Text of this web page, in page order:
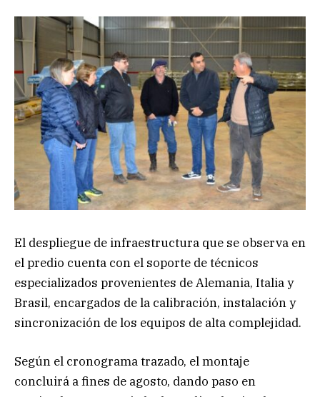
El despliegue de infraestructura que se observa en
el predio cuenta con el soporte de técnicos
especializados provenientes de Alemania, Italia y
Brasil, encargados de la calibración, instalación y
sincronización de los equipos de alta complejidad.
Según el cronograma trazado, el montaje
concluirá a fines de agosto, dando paso en